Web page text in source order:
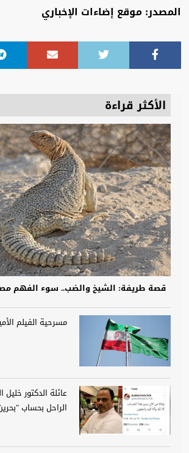
المصدر: موقع إضاءات الإخباري
الأكثر قراءة
قصة طريفة: الشيخ والضب.. سوء الفهم
مسرحية الفيلم
عائلة الدكتور
الراحل بحساب